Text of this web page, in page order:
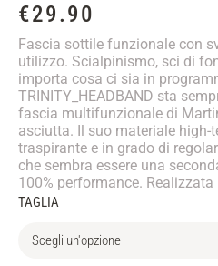
€29.90
Fascia sottile funzionale con
utilizzo. Scialpinismo, sci di
importa cosa ci sia in
TRINITY_HEADBAND sta
fascia multifunzionale di
asciutta. Il suo materiale
traspirante e in grado di
che sembra essere una
100% performance. Realizzata
TAGLIA